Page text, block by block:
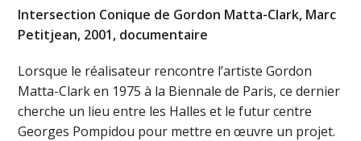
Intersection Conique de Gordon Matta-Clark, Marc
Petitjean, 2001, documentaire
Lorsque le réalisateur rencontre l’artiste Gordon
Matta-Clark en 1975 à la Biennale de Paris, ce dernier
cherche un lieu entre les Halles et le futur centre
Georges Pompidou pour mettre en œuvre un projet.